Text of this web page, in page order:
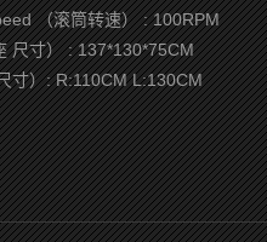
（滚筒转速） : 100RPM
尺寸） : 137*130*75CM
寸）: R:110CM L:130CM